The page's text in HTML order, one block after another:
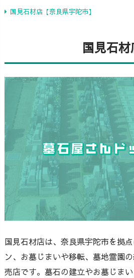
国見石材店【奈良県宇陀市】
国見石材
国見石材店は、奈良県宇陀市を拠
ン、お墓じまいや移転、墓地霊園
売店です。墓石の建立やお墓じま